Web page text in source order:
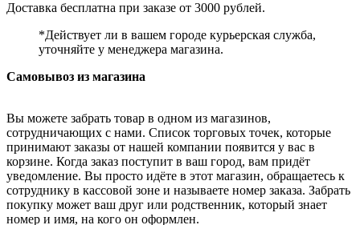
Доставка бесплатна при заказе от 3000 рублей.
*Действует ли в вашем городе курьерская служба,
уточняйте у менеджера магазина.
Самовывоз из магазина
Вы можете забрать товар в одном из магазинов,
сотрудничающих с нами. Список торговых точек, которые
принимают заказы от нашей компании появится у вас в
корзине. Когда заказ поступит в ваш город, вам придёт
уведомление. Вы просто идёте в этот магазин, обращаетесь к
сотруднику в кассовой зоне и называете номер заказа. Забрать
покупку может ваш друг или родственник, который знает
номер и имя, на кого он оформлен.